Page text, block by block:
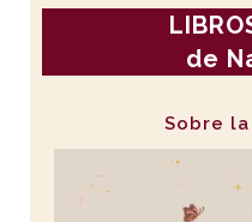
de
Sobre